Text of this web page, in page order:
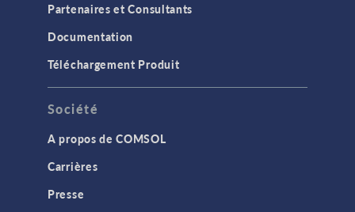
Partenaires et Consultants
Documentation
Téléchargement Produit
Société
A propos de COMSOL
Carrières
Presse